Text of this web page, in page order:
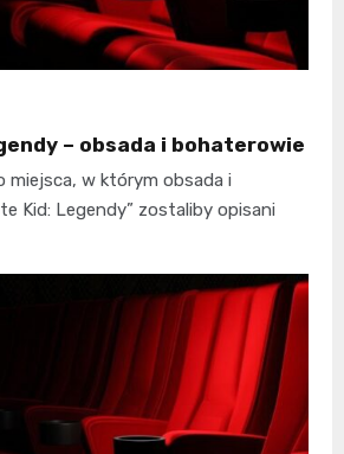
– obsada i bohaterowie
miejsca, w którym obsada i
Kid: Legendy” zostaliby opisani